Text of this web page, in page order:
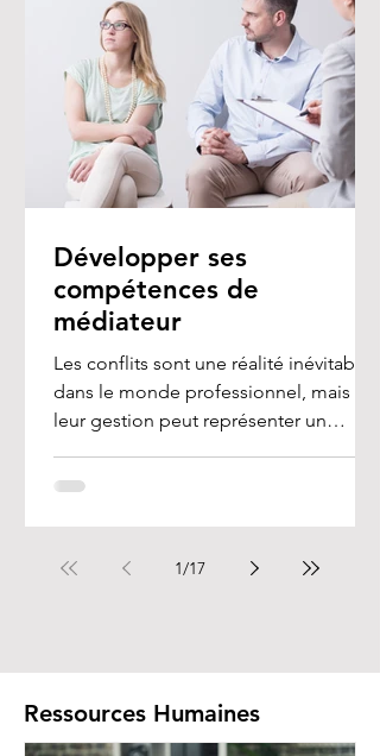
Développer ses
compétences de
médiateur
Les conflits sont une réalité inévitable
dans le monde professionnel, mais
leur gestion peut représenter un
1/17
Ressources Humaines